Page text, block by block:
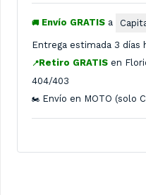
🚚Envío GRATIS a
Entrega estimada 3 días
📍Retiro GRATIS en
404/403
🏍️ Envío en MOTO (solo